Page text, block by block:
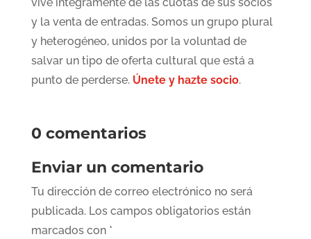
y la venta de entradas. Somos un grupo plural
y heterogéneo, unidos por la voluntad de
salvar un tipo de oferta cultural que está a
punto de perderse. Únete y hazte socio.
0 comentarios
Enviar un comentario
Tu dirección de correo electrónico no será
publicada. Los campos obligatorios están
marcados con *